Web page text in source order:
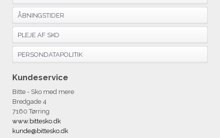
ÅBNINGSTIDER
PLEJE AF SKO
PERSONDATAPOLITIK
Kundeservice
Bitte - Sko med mere
Bredgade 4
7160 Tørring
www.bittesko.dk
kunde@bittesko.dk